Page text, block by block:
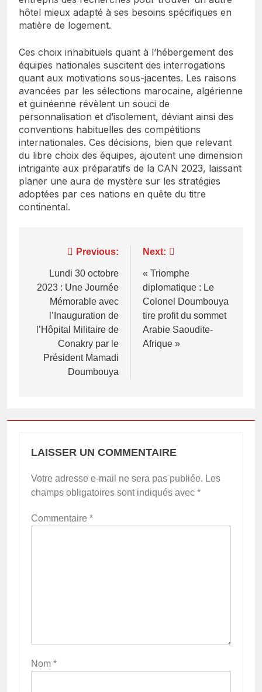
hôtel mieux adapté à ses besoins spécifiques en
matière de logement.
Ces choix inhabituels quant à l’hébergement des
équipes nationales suscitent des interrogations
quant aux motivations sous-jacentes. Les raisons
avancées par les sélections marocaine, algérienne
et guinéenne révèlent un souci de
personnalisation et d’isolement, déviant ainsi des
conventions habituelles des compétitions
internationales. Ces décisions, bien que relevant
du libre choix des équipes, ajoutent une dimension
intrigante aux préparatifs de la CAN 2023, laissant
planer une aura de mystère sur les stratégies
adoptées par ces nations en quête du titre
continental.
Navigation
l’article
Previous:
Lundi 30 octobre
2023 : Une Journée
Mémorable avec
l’Inauguration de
l’Hôpital Militaire de
Conakry par le
Président Mamadi
Doumbouya
Next:
« Triomphe
diplomatique : Le
Colonel Doumbouya
tire profit du sommet
Arabie Saoudite-
Afrique »
LAISSER UN COMMENTAIRE
Votre adresse e-mail ne sera pas publiée. Les
champs obligatoires sont indiqués avec *
Commentaire *
Nom *